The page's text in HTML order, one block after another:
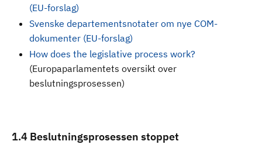
(EU-forslag)
Svenske departementsnotater om nye COM-
dokumenter (EU-forslag)
How does the legislative process work?
(Europaparlamentets oversikt over
beslutningsprosessen)
1.4 Beslutningsprosessen stoppet